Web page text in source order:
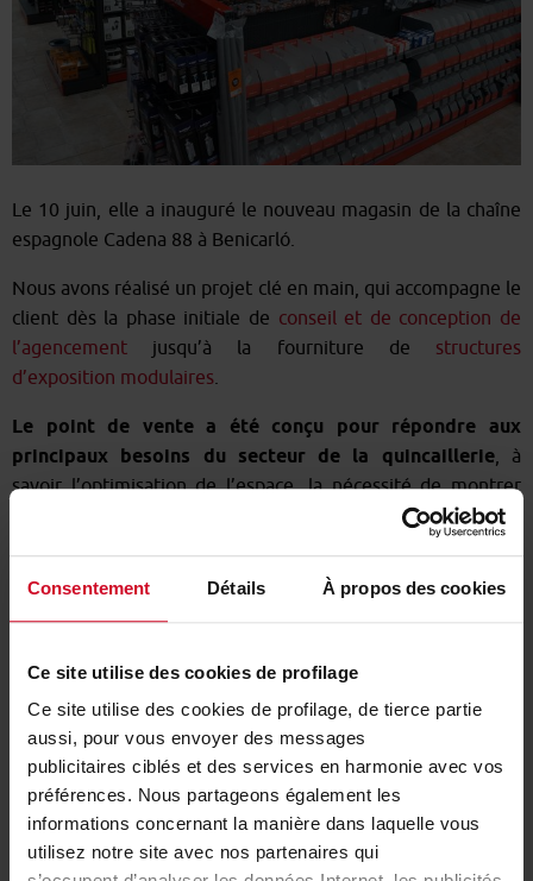
Consentement Détails À propos des cookies
Ce site utilise des cookies de profilage
Ce site utilise des cookies de profilage, de tierce partie
aussi, pour vous envoyer des messages
publicitaires ciblés et des services en harmonie avec vos
préférences. Nous partageons également les
informations concernant la manière dans laquelle vous
utilisez notre site avec nos partenaires qui
Le 10 juin, elle a inauguré le nouveau magasin de la chaîne
espagnole Cadena 88 à Benicarló.
Nous avons réalisé un projet clé en main, qui accompagne le
client dès la phase initiale de conseil et de conception de
l’agencement jusqu’à la fourniture de structures
d’exposition modulaires
Le point de vente a été conçu pour répondre aux
principaux besoins du secteur de la quincaillerie, à
savoir l’optimisation de l’espace, la nécessité de montrer
des « secteurs » différents entre eux et de créer un
environnement accueillant pour le consommateur.